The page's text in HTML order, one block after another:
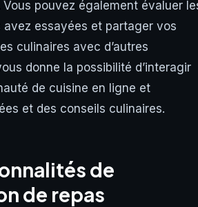
Vous pouvez également évaluer
essayées et partager vos
culinaires avec d’autres
donne la possibilité d’interagir
de cuisine en ligne et
et des conseils culinaires.
de
de repas